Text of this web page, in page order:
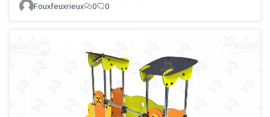
Fouxfeuxrieux
0 0